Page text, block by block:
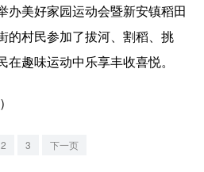
河北
美好家园运动会暨新安镇稻田
的村民参加了拔河、割稻、挑
趣味运动中乐享丰收喜悦。
2 3 下一页